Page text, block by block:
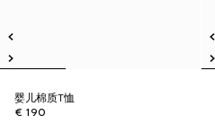
婴儿棉质T恤
€ 190